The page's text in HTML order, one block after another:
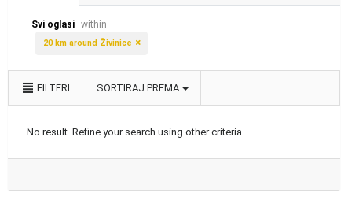
Svi oglasi within
20 km around Živinice
FILTERI SORTIRAJ PREMA
No result. Refine your search using other criteria.